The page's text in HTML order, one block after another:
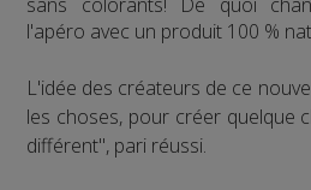
l'apéro avec un produit 100 %
L'idée des créateurs de ce
les choses, pour créer quelque
différent", pari réussi.